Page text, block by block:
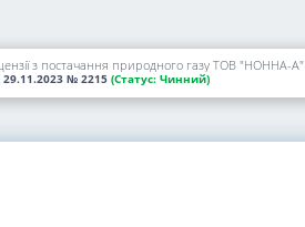
з постачання природного газу ТОВ "НОННА-А"
29.11.2023 № 2215 (Статус: Чинний)